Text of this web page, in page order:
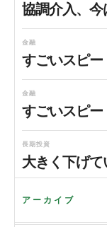
協調介入、今
金融
すごいスピー
金融
すごいスピー
長期投資
大きく下げて
アーカイブ